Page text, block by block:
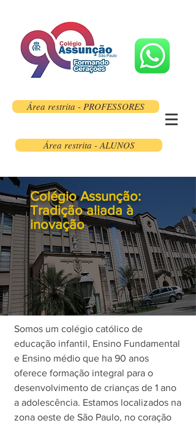
Área restrita - PROFESSORES
Área restrita - ALUNOS
Colégio Assunção:
Tradição aliada à
inovação
Somos um colégio católico de
educação infantil, Ensino Fundamental
e Ensino médio que ha 90 anos
oferece formação integral para o
desenvolvimento de crianças de 1 ano
a adolescência. Estamos localizados na
zona oeste de São Paulo, no coração